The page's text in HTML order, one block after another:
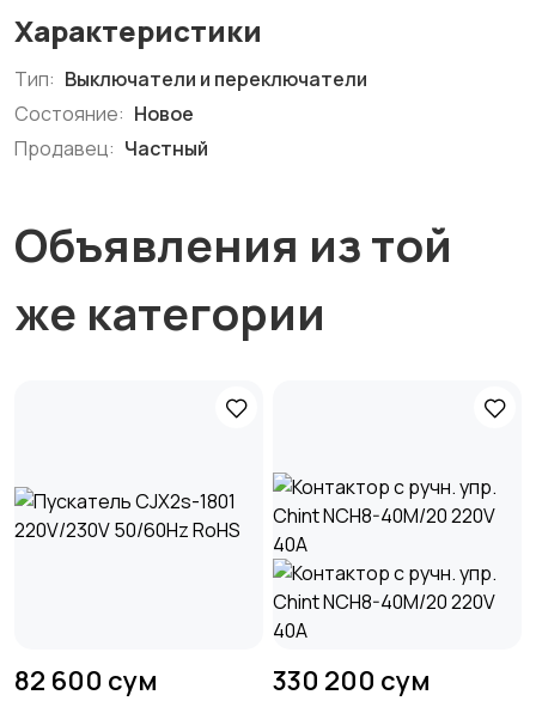
Характеристики
Тип: Выключатели и переключатели
Состояние: Новое
Продавец: Частный
Объявления из той
же категории
82 600 сум 330 200 сум